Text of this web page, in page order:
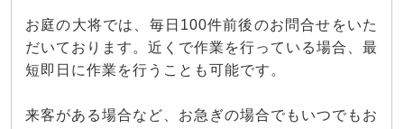
お庭の大将では、毎日100件前後のお問合せをいた
だいております。近くで作業を行っている場合、最
短即日に作業を行うことも可能です。
来客がある場合など、お急ぎの場合でもいつでもお